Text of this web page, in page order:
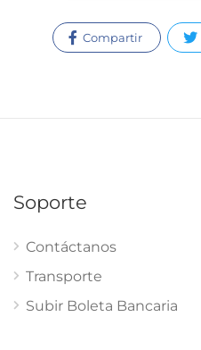
Compartir
Soporte
Contáctanos
Transporte
Subir Boleta Bancaria